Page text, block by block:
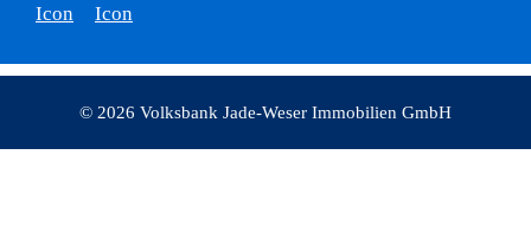
© 2026 Volksbank Jade-Weser Immobilien GmbH